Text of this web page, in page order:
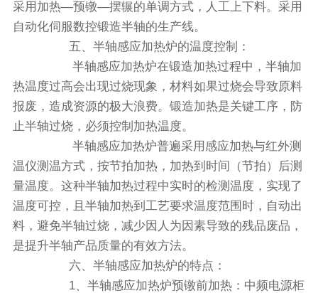
采用加热—预镦—摆辗的单调方式，人工上下料。采用
自动化伺服数控锻造半轴的生产线。
五、半轴感应加热炉的温度控制：
半轴感应加热炉在锻造加热过程中，半轴加
热温度过高会出现过烧现象，材料如果过烧会导致原料
报废，造成资源的极大浪费。锻造加热是关键工序，防
止半轴过烧，必须控制加热温度。
半轴感应加热炉普遍采用感应加热与红外测
温仪测温方式，按节拍加热，加热到时间（节拍）后测
量温度。这种半轴加热过程中实时的检测温度，实现了
温度可控，且半轴加热到工艺要求温度范围时，自动出
料，避免半轴过烧，减少因人为因素导致的残品废品，
是提升半轴产品质量的有效方法。
六、半轴感应加热炉的特点：
1、半轴感应加热炉预镦前加热：中频电源柜